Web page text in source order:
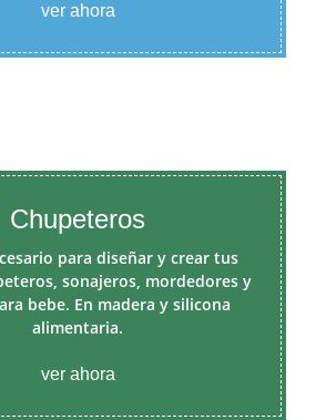
ver ahora
Chupeteros
para diseñar y crear tus
sonajeros, mordedores y
bebe. En madera y silicona
alimentaria.
ver ahora